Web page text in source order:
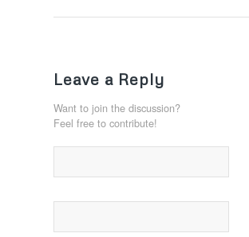
Leave a Reply
Want to join the discussion?
Feel free to contribute!